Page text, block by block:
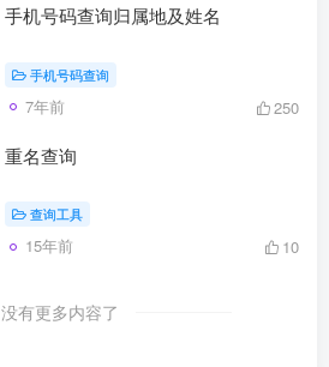
手机号码查询归属地及姓名
手机号码查询
7年前 250
重名查询
查询工具
15年前 10
没有更多内容了